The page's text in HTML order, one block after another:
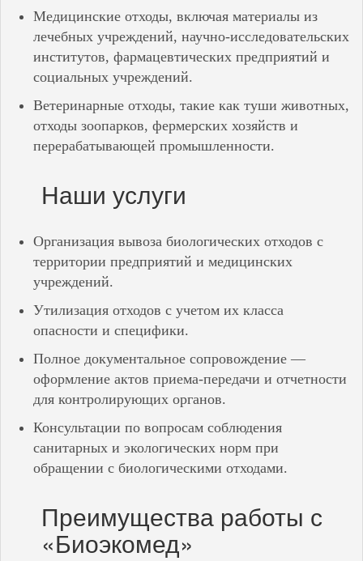
Медицинские отходы, включая материалы из
лечебных учреждений, научно-исследовательских
институтов, фармацевтических предприятий и
социальных учреждений.
Ветеринарные отходы, такие как туши животных,
отходы зоопарков, фермерских хозяйств и
перерабатывающей промышленности.
Наши услуги
Организация вывоза биологических отходов с
территории предприятий и медицинских
учреждений.
Утилизация отходов с учетом их класса
опасности и специфики.
Полное документальное сопровождение —
оформление актов приема-передачи и отчетности
для контролирующих органов.
Консультации по вопросам соблюдения
санитарных и экологических норм при
обращении с биологическими отходами.
Преимущества работы с
«Биоэкомед»